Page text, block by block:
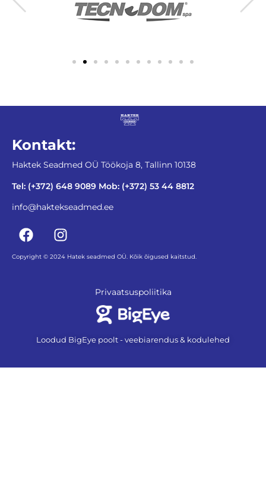
Kontakt:
Haktek Seadmed OÜ Töökoja 8, Tallinn 10138
Tel: (+372) 648 9089 Mob: (+372) 53 44 8812
info@haktekseadmed.ee
Copyright © 2024 Hatek seadmed OÜ. Kõik õigused kaitstud.
Privaatsuspoliitika
Loodud BigEye poolt - veebiarendus & kodulehed